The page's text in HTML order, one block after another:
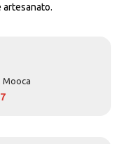
artesanato.
Mooca